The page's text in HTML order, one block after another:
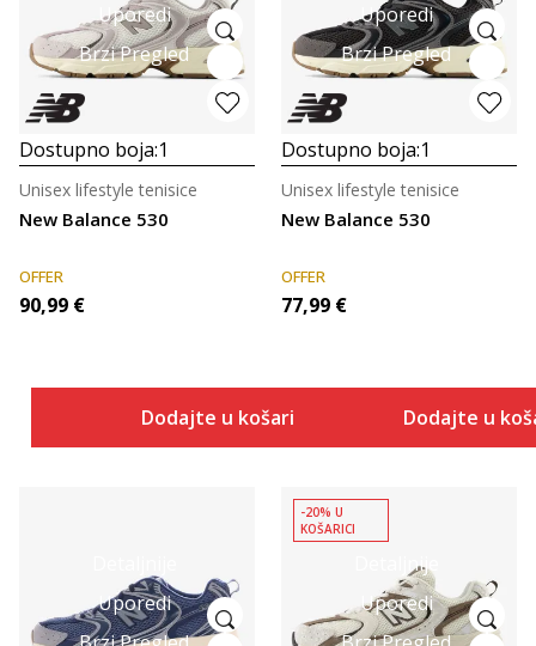
Uporedi
Brzi Pregled
Dostupno boja:1
New Balance 530
Unisex lifestyle tenisice
OFFER
90,99 €
Dodajte u košaricu
Uporedi
Brzi Pregled
Dostupno boja:1
New Balance 530
Unisex lifestyle tenisice
OFFER
77,99 €
Dodajte u
Uporedi
Detaljnije
Uporedi
-20% U
KOŠARICI